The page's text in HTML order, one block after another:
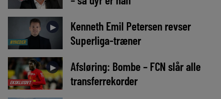
NYHEDER
►
Kenneth Emil Petersen revser
Superliga-træner
EKSKLUSIVT
►
Afsløring: Bombe – FCN slår alle
transferrekorder